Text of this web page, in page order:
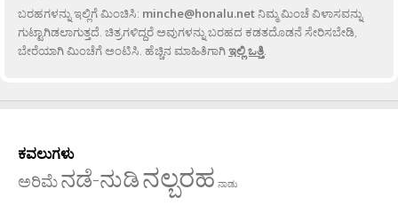
ಬರಹಗಳನ್ನು ಇಲ್ಲಿಗೆ ಮಿಂಚಿಸಿ: minche@honalu.netನಿಮ್ಮ ಮಿಂಚೆ ವಿಳಾಸವನ್ನು
ಗುಟ್ಟಾಗಿಡಲಾಗುತ್ತದೆ. ಚಿತ್ರಗಳಿದ್ದರೆ ಅವುಗಳನ್ನು ಬರಹದ ಕಡತದೊಡನೆ ಸೇರಿಸಬೇಡಿ,
ಬೇರೆಯಾಗಿ ಮಿಂಚೆಗೆ ಅಂಟಿಸಿ. ಹೆಚ್ಚಿನ ಮಾಹಿತಿಗಾಗಿಇಲ್ಲಿ ಒತ್ತಿ.
ಕವಲುಗಳು
ಅರಿಮೆನಡೆ-ನುಡಿನಲ್ಬರಹ ನಾಡು